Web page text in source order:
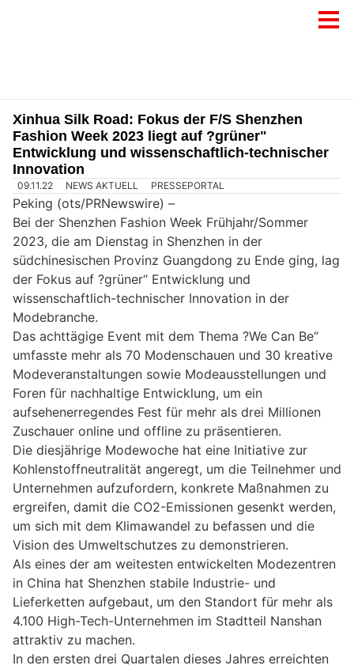
Xinhua Silk Road: Fokus der F/S Shenzhen
Fashion Week 2023 liegt auf ?grüner"
Entwicklung und wissenschaftlich-technischer
Innovation
09.11.22 NEWS AKTUELL PRESSEPORTAL
Peking (ots/PRNewswire) –
Bei der Shenzhen Fashion Week Frühjahr/Sommer
2023, die am Dienstag in Shenzhen in der
südchinesischen Provinz Guangdong zu Ende ging, lag
der Fokus auf ?grüner“ Entwicklung und
wissenschaftlich-technischer Innovation in der
Modebranche.
Das achttägige Event mit dem Thema ?We Can Be“
umfasste mehr als 70 Modenschauen und 30 kreative
Modeveranstaltungen sowie Modeausstellungen und
Foren für nachhaltige Entwicklung, um ein
aufsehenerregendes Fest für mehr als drei Millionen
Zuschauer online und offline zu präsentieren.
Die diesjährige Modewoche hat eine Initiative zur
Kohlenstoffneutralität angeregt, um die Teilnehmer und
Unternehmen aufzufordern, konkrete Maßnahmen zu
ergreifen, damit die CO2-Emissionen gesenkt werden,
um sich mit dem Klimawandel zu befassen und die
Vision des Umweltschutzes zu demonstrieren.
Als eines der am weitesten entwickelten Modezentren
in China hat Shenzhen stabile Industrie- und
Lieferketten aufgebaut, um den Standort für mehr als
4.100 High-Tech-Unternehmen im Stadtteil Nanshan
attraktiv zu machen.
In den ersten drei Quartalen dieses Jahres erreichten